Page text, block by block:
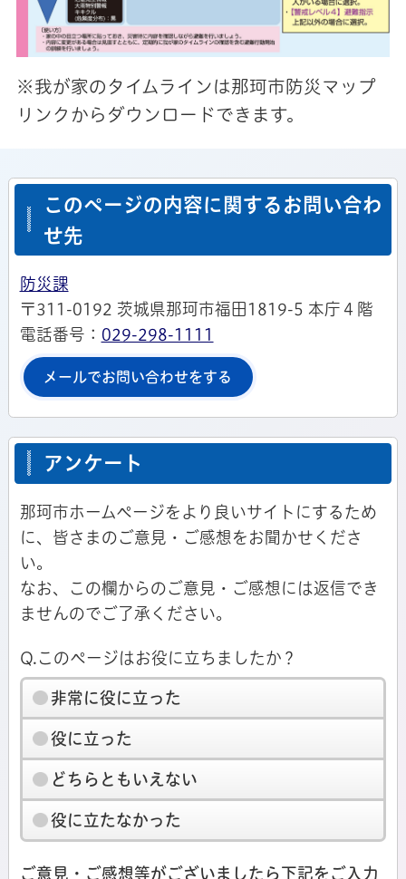
※我が家のタイムラインは那珂市防災マップ
リンクからダウンロードできます。
このページの内容に関するお問い合わ
せ先
防災課
〒311-0192 茨城県那珂市福田1819-5 本庁４階
電話番号： 029-298-1111
メールでお問い合わせをする
アンケート
那珂市ホームページをより良いサイトにするため
に、皆さまのご意見・ご感想をお聞かせくださ
い。
なお、この欄からのご意見・ご感想には返信でき
ませんのでご了承ください。
Q.このページはお役に立ちましたか？
非常に役に立った
役に立った
どちらともいえない
役に立たなかった
ご意見・ご感想等がございましたら下記をご入力